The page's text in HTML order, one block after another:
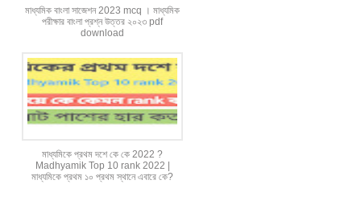
মাধ্যমিক বাংলা সাজেশন 2023 mcq । মাধ্যমিক
পরীক্ষার বাংলা প্রশ্ন উত্তর ২০২৩ pdf
download
মাধ্যমিকে প্রথম দশে কে কে 2022 ?
Madhyamik Top 10 rank 2022 |
মাধ্যমিকে প্রথম ১০ প্রথম স্থানে এবারে কে?